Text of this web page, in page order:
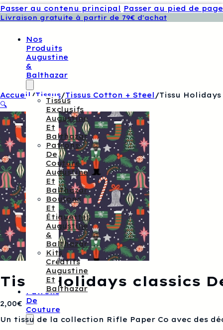
Passer au contenu principal Passer au pied de page
Livraison gratuite à partir de 79€ d'achat
Nos
Produits
Augustine
&
Balthazar
Tissus
Exclusifs
Augustine
Et
Balthazar
Patrons
De
Couture
Augustine
Et
Balthazar
Boutons
Et
Étiquettes
Augustine
&
Balthazar
Kits
Créatifs
Augustine
Et
Balthazar
Patrons
De
Couture
Accueil /Tissus/Tissus Cotton + Steel /Tissu
🔍
Tissu Holidays classics
2,00€
Un tissu de la collection Rifle Paper Co avec des